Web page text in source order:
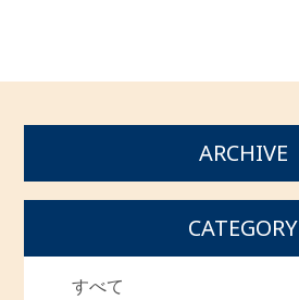
ARCHIVE
CATEGORY
すべて